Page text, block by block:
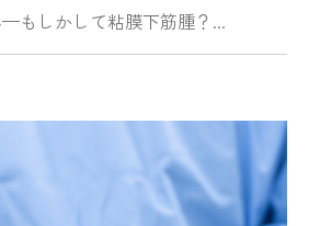
もしかして粘膜下筋腫？...